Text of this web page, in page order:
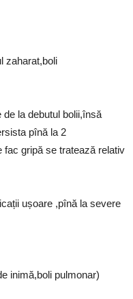
zaharat,boli
la debutul bolii,însă
pînă la 2
gripă se tratează relativ
ușoare ,pînă la severe
inimă,boli pulmonar)